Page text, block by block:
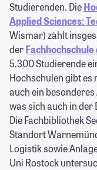
Studierenden. Die
Applied Sciences:
Wismar) zählt
der
5.300 Studierende
Hochschulen gibt es
auch ein
was sich auch in
Die Fachbibliothek
Standort
Logistik sowie
Uni Rostock